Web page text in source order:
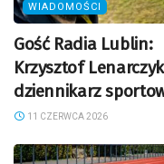
WIADOMOŚCI
Gość Radia Lublin:
Krzysztof
dziennikarz
11 CZERWCA 2026